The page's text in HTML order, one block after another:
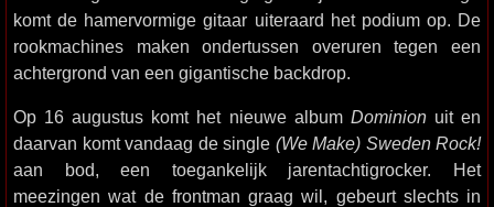
komt de hamervormige gitaar uiteraard het podium op. De
rookmachines maken ondertussen overuren tegen een
achtergrond van een gigantische backdrop.
Op 16 augustus komt het nieuwe album Dominionuit en
daarvan komt vandaag de single (We Make) Sweden Rock!
aan bod, een toegankelijk jarentachtigrocker. Het
meezingen wat de frontman graag wil, gebeurt slechts in